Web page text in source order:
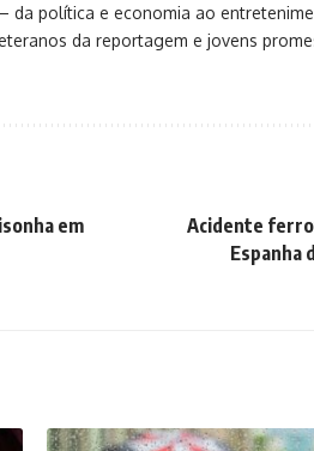
política e economia ao
da reportagem e jovens
em
Acidente
Espanha